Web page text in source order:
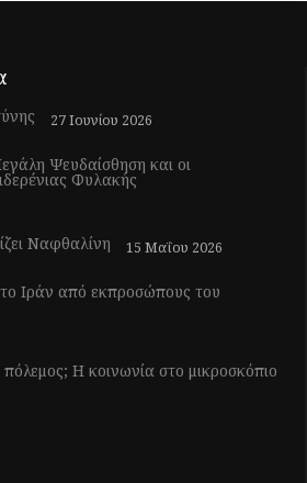
27 Ιουνίου 2026
Ψευδαίσθηση και οι
Φυλακής
Ναφθαλίνη 15 Μαΐου 2026
Ιράν από εκπροσώπους του
Η κοινωνία στο μικροσκόπιο